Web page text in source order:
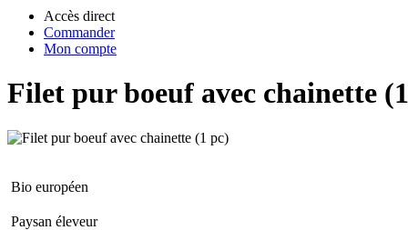
Accès direct
Commander
Mon compte
Filet pur boeuf avec chainette
Bio européen
Paysan éleveur